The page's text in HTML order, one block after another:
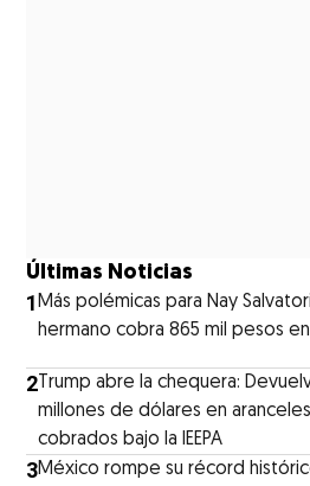
Últimas Noticias
1Más polémicas para Nay
hermano cobra 865 mil pesos en
2 Trump abre la chequera:
millones de dólares en aranceles
cobrados bajo la IEEPA
3México rompe su récord